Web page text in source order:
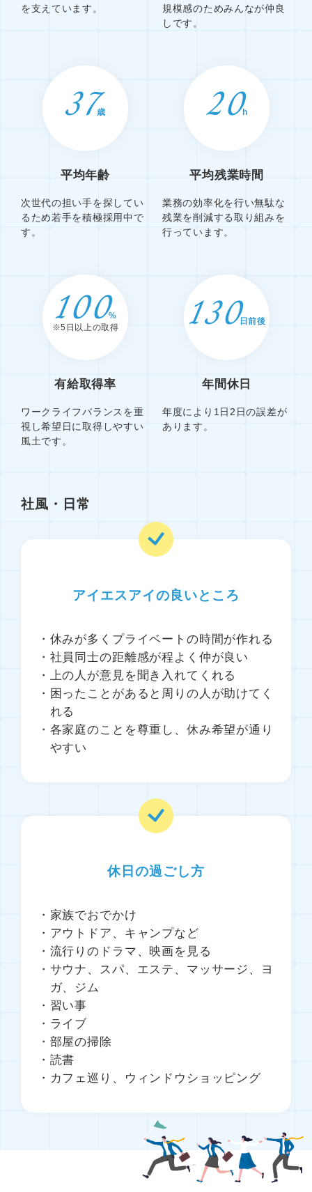
を支えています。
規模感のためみんなが仲良
しです。
37歳
平均年齢
次世代の担い手を探してい
るため若手を積極採用中で
す。
20h
平均残業時間
業務の効率化を行い無駄な
残業を削減する取り組みを
行っています。
100%
※5日以上の取得
有給取得率
ワークライフバランスを重
視し希望日に取得しやすい
風土です。
130日前後
年間休日
年度により1日2日の誤差が
あります。
社風・日常
アイエスアイの良いところ
休みが多くプライベートの時間が作れる
社員同士の距離感が程よく仲が良い
上の人が意見を聞き入れてくれる
困ったことがあると周りの人が助けてく
れる
各家庭のことを尊重し、休み希望が通り
やすい
休日の過ごし方
家族でおでかけ
アウトドア、キャンプなど
流行りのドラマ、映画を見る
サウナ、スパ、エステ、マッサージ、ヨ
ガ、ジム
習い事
ライブ
部屋の掃除
読書
カフェ巡り、ウィンドウショッピング